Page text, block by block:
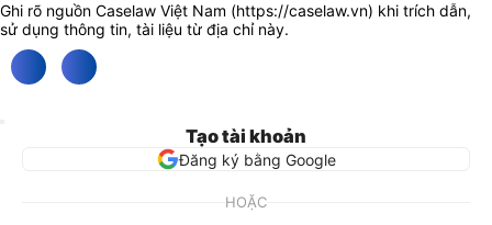
Ghi rõ nguồn Caselaw Việt Nam (https://caselaw.vn) khi trích dẫn,
sử dụng thông tin, tài liệu từ địa chỉ này.
Tạo tài khoản
Đăng ký bằng Google
HOẶC